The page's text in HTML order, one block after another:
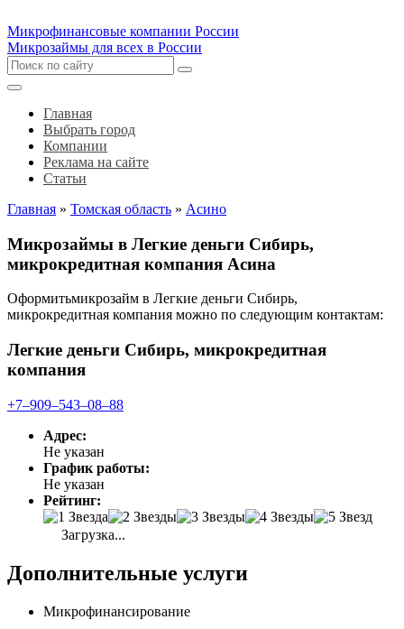
Микрофинансовые компании России
Микрозаймы для всех в России
Главная
Выбрать город
Компании
Реклама на сайте
Статьи
Главная » Томская область » Асино
Микрозаймы в Легкие деньги Сибирь,
микрокредитная компания Асина
Оформитьмикрозайм в Легкие деньги Сибирь,
микрокредитная компания можно по следующим контактам:
Легкие деньги Сибирь, микрокредитная
компания
+7‒909‒543‒08‒88
Адрес:
Не указан
График работы:
Не указан
Рейтинг:
Загрузка...
Дополнительные услуги
Микрофинансирование